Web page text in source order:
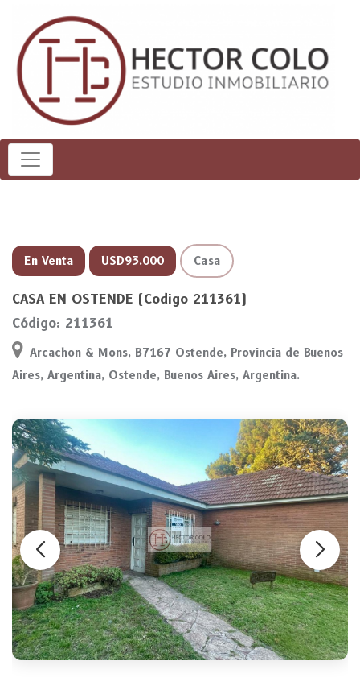
En Venta USD93.000 Casa
CASA EN OSTENDE (Codigo 211361)
Código: 211361
Arcachon & Mons, B7167 Ostende, Provincia de Buenos
Aires, Argentina, Ostende, Buenos Aires, Argentina.